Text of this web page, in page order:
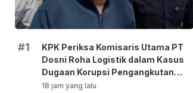
#1
KPK Periksa Komisaris Utama PT
Dosni Roha Logistik dalam Kasus
Dugaan Korupsi Pengangkutan
Bansos!
18 jam yang lalu